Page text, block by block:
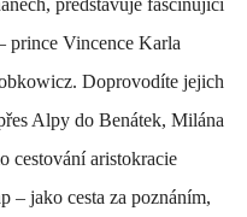
prince Vincence Karla
Doprovodíte jejich
Alpy do Benátek, Milána
cestování aristokracie
– jako cesta za poznáním,